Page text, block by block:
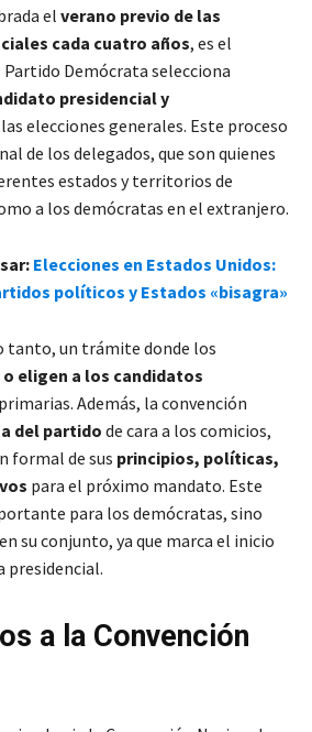
el verano previo de las
cada cuatro años, es el
Partido Demócrata selecciona
presidencial y
elecciones generales. Este proceso
de los delegados, que son quienes
estados y territorios de
a los demócratas en el extranjero.
Elecciones en Estados Unidos:
políticos y Estados «bisagra»
tanto, un trámite donde los
eligen a los candidatos
Además, la convención
del partido de cara a los comicios,
formal de sus principios, políticas,
para el próximo mandato. Este
para los demócratas, sino
su conjunto, ya que marca el inicio
presidencial.
a la Convención